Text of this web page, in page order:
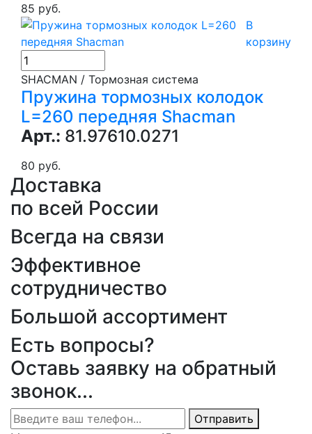
85 руб.
В
корзину
SHACMAN / Тормозная система
Пружина тормозных колодок
L=260 передняя Shacman
Арт.: 81.97610.0271
80 руб.
Доставка
по всей России
Всегда на связи
Эффективное
сотрудничество
Большой ассортимент
Есть вопросы?
Оставь заявку на обратный
звонок...
Отправить